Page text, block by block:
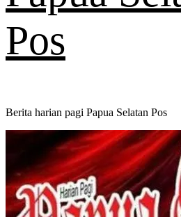
Pos
Berita harian pagi Papua Selatan Pos
Primary